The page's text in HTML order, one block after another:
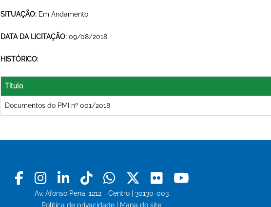
SITUAÇÃO: Em Andamento
DATA DA LICITAÇÃO: 09/08/2018
HISTÓRICO:
Título
Documentos do PMI nº 001/2018
Facebook
Instagram
LinkedinTiktokWhatsapp
X Flickr
Av. Afonso Pena, 1212 - Centro | 30130-003
Política de privacidade
Mapa do site